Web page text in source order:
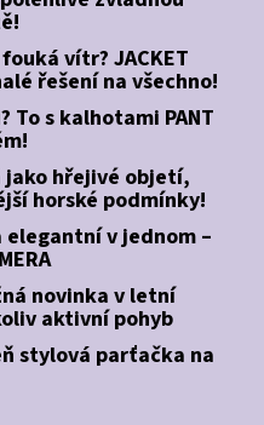
vítr? JACKET
řešení na všechno!
To s kalhotami PANT
jako hřejivé objetí,
horské podmínky!
elegantní v jednom –
novinka v letní
aktivní pohyb
stylová parťačka na